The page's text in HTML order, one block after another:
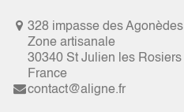
328 impasse des Agonèdes
Zone artisanale
30340 St Julien les Rosiers
France
contact@aligne.fr